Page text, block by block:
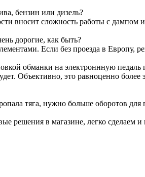
бензин или дизель?
вносит сложность работы с дампом
дорогие, как быть?
Если без проезда в Европу,
обманки на электроннную педаль
Объективно, это равноценно
тяга, нужно больше оборотов
решения в магазине, легко сделаем и